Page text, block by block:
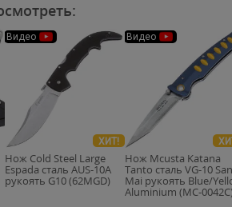
Видео
ХИТ!
Нож Cold Steel Large
Espada сталь AUS-10A
рукоять G10 (62MGD)
Видео
Нож Mcusta Katana
Tanto сталь VG-10
Mai рукоять Blue/
Aluminium (MC-